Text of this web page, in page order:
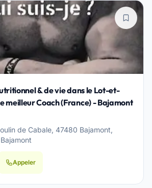
& de vie dans le Lot-et-
meilleur Coach (France) - Bajamont
de Cabale, 47480 Bajamont,
Appeler